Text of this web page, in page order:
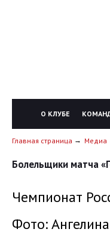
О КЛУБЕ
Главная страница Медиа
Болельщики матча
Чемпионат
Фото: